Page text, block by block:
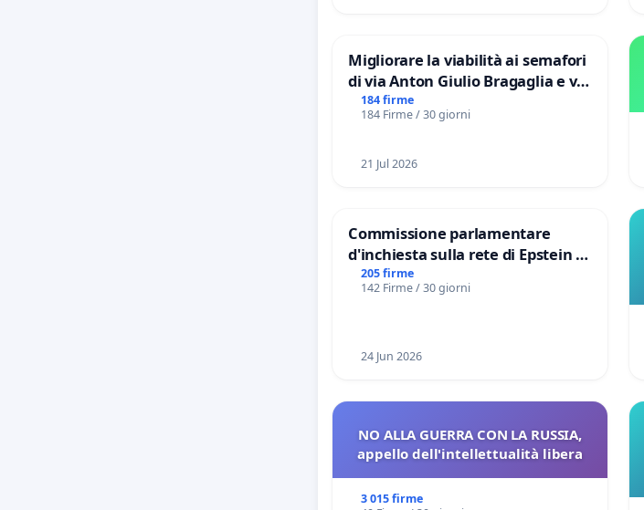
Migliorare la viabilità ai semafori
di via Anton Giulio Bragaglia e via
Tieri XV MUNICIPIO DI ROMA
184 firme
184 Firme / 30 giorni
21 Jul 2026
Commissione parlamentare
d'inchiesta sulla rete di Epstein e
del Mossad: verità sugli Epstein
Files
205 firme
142 Firme / 30 giorni
24 Jun 2026
NO ALLA GUERRA CON LA RUSSIA,
appello dell'intellettualità libera
3 015 firme